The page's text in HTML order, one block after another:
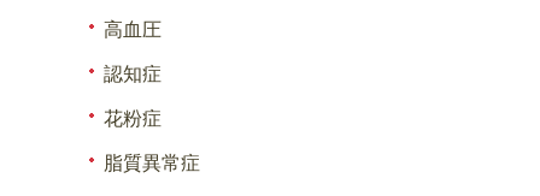
高血圧
認知症
花粉症
脂質異常症